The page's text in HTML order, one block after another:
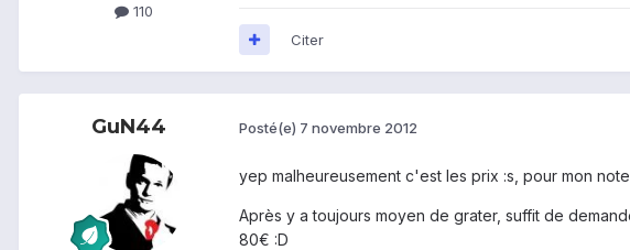
110
Citer
GuN44 Posté(e) 7 novembre 2012
yep malheureusement c'est les prix :s, pour mon
Après y a toujours moyen de grater, suffit de
80€ :D